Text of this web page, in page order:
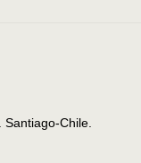
Chile.